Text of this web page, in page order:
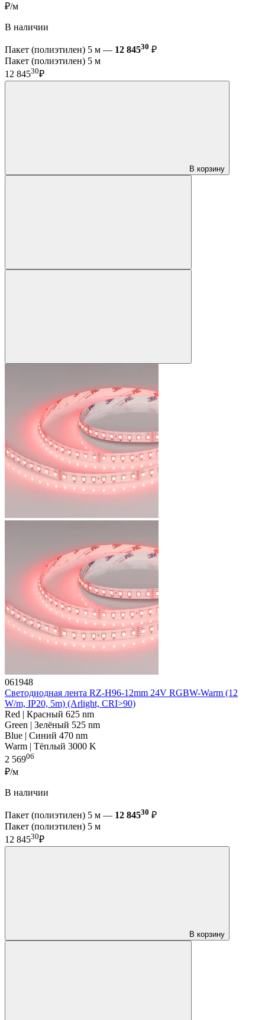
₽/м
В наличии
Пакет (полиэтилен) 5 м — 12 84530 ₽
Пакет (полиэтилен) 5 м
12 84530₽
В корзину
061948
Светодиодная лента RZ-H96-12mm 24V RGBW-Warm (12
W/m, IP20, 5m) (Arlight, CRI>90)
Red | Красный 625 nm
Green | Зелёный 525 nm
Blue | Синий 470 nm
Warm | Тёплый 3000 K
2 56906
₽/м
В наличии
Пакет (полиэтилен) 5 м — 12 84530 ₽
Пакет (полиэтилен) 5 м
12 84530₽
В корзину